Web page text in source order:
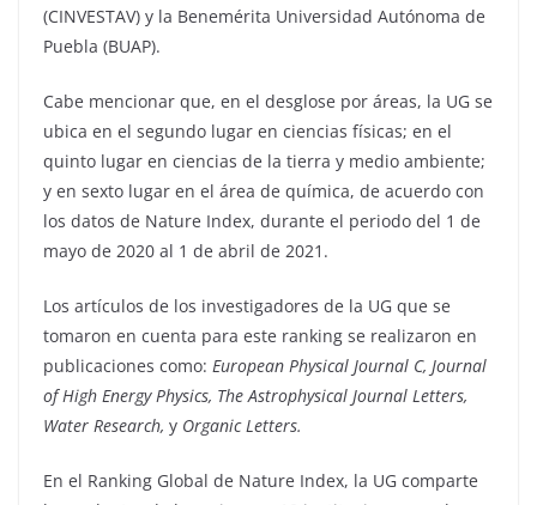
(CINVESTAV) y la Benemérita Universidad Autónoma de
Puebla (BUAP).
Cabe mencionar que, en el desglose por áreas, la UG se
ubica en el segundo lugar en ciencias físicas; en el
quinto lugar en ciencias de la tierra y medio ambiente;
y en sexto lugar en el área de química, de acuerdo con
los datos de Nature Index, durante el periodo del 1 de
mayo de 2020 al 1 de abril de 2021.
Los artículos de los investigadores de la UG que se
tomaron en cuenta para este ranking se realizaron en
publicaciones como: European Physical Journal C, Journal
of High Energy Physics, The Astrophysical Journal Letters,
Water Research, y Organic Letters.
En el Ranking Global de Nature Index, la UG comparte